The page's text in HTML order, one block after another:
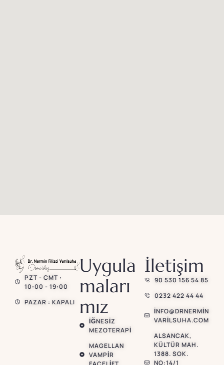
PZT - CMT :
10:00 - 19:00
PAZAR : KAPALI
Uygula
maları
mız
İĞNESIZ
MEZOTERAPI
MAGELLAN
VAMPIR
İletişim
90 530 156 54 85
0232 422 44 44
INFO@DRNERMIN
VARILSUHA.COM
ALSANCAK,
KÜLTÜR MAH.
1388. SOK.
NO:14/1